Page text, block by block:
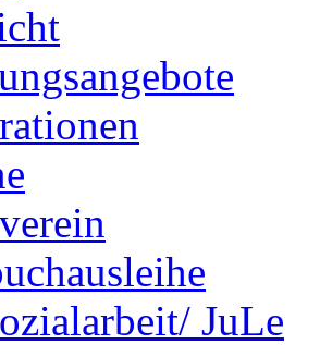
JuLe